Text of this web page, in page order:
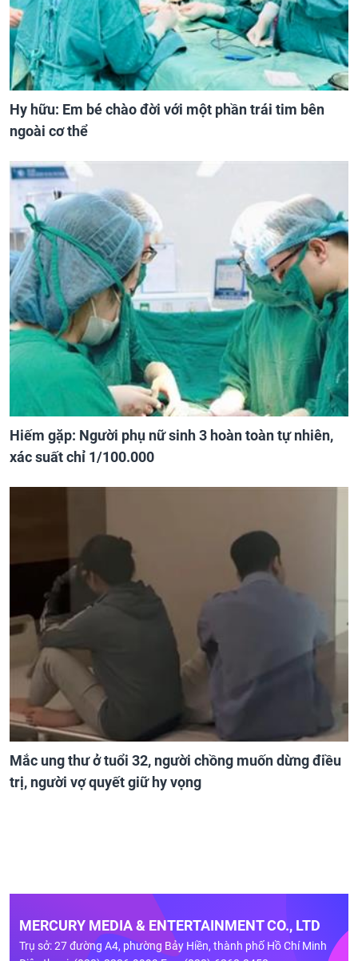
Hy hữu: Em bé chào đời với một phần trái tim bên
ngoài cơ thể
Hiếm gặp: Người phụ nữ sinh 3 hoàn toàn tự nhiên,
xác suất chỉ 1/100.000
Mắc ung thư ở tuổi 32, người chồng muốn dừng điều
trị, người vợ quyết giữ hy vọng
MERCURY MEDIA & ENTERTAINMENT CO., LTD
Trụ sở: 27 đường A4, phường Bảy Hiền, thành phố Hồ Chí Minh